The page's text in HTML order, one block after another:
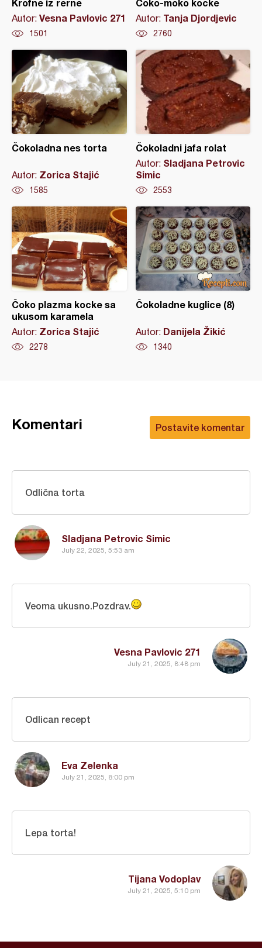
Krofne iz rerne
Autor: Vesna Pavlovic 271
1501
Čoko-moko kocke
Autor: Tanja Djordjevic
2760
Čokoladna nes torta
Autor: Zorica Stajić
1585
Čokoladni jafa rolat
Autor: Sladjana Petrovic
Simic
2553
Čoko plazma kocke sa
ukusom karamela
Autor: Zorica Stajić
2278
Čokoladne kuglice (8)
Autor: Danijela Žikić
1340
Postavite komentar
Komentari
Sladjana Petrovic Simic
July 22, 2025, 5:53 am
Odlična torta
Vesna Pavlovic 271
July 21, 2025, 8:48 pm
Veoma ukusno.Pozdrav.
Eva Zelenka
July 21, 2025, 8:00 pm
Odlican recept
Tijana Vodoplav
July 21, 2025, 5:10 pm
Lepa torta!